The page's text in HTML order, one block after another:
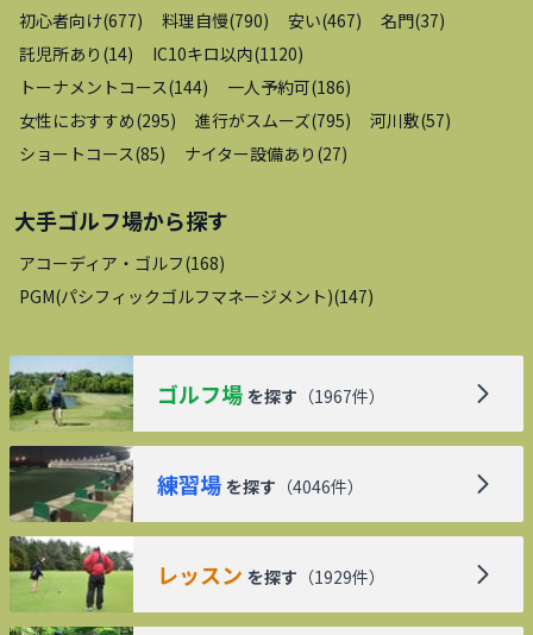
初心者向け(677) 料理自慢(790) 安い(467) 名門(37)
託児所あり (14) IC10キロ以内(1120)
トーナメントコース(144) 一人予約可(186)
女性におすすめ(295) 進行がスムーズ(795) 河川敷(57)
ショートコース(85) ナイター設備あり (27)
大手ゴルフ場から探す
アコーディア・ゴルフ(168)
PGM(パシフィックゴルフマネージメント)(147)
ゴルフ場 を探す （1967件）
練習場 を探す （4046件）
レッスン を探す （1929件）